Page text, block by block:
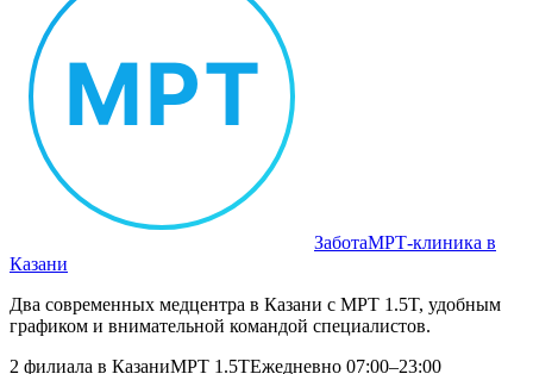
ЗаботаМРТ‑клиника в
Казани
Два современных медцентра в Казани с МРТ 1.5T, удобным
графиком и внимательной командой специалистов.
2 филиала в КазаниМРТ 1.5TЕжедневно 07:00–23:00